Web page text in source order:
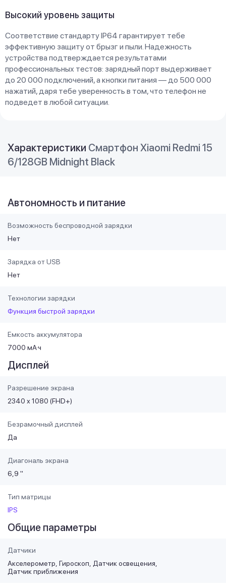
Высокий уровень защиты
Соответствие стандарту IP64 гарантирует тебе
эффективную защиту от брызг и пыли. Надежность
устройства подтверждается результатами
профессиональных тестов: зарядный порт выдерживает
до 20 000 подключений, а кнопки питания — до 500 000
нажатий, даря тебе уверенность в том, что телефон не
подведет в любой ситуации.
Характеристики Смартфон Xiaomi Redmi 15
6/128GB Midnight Black
Автономность и питание
Возможность беспроводной зарядки
Нет
Зарядка от USB
Нет
Технологии зарядки
Функция быстрой зарядки
Емкость аккумулятора
7000 мА·ч
Дисплей
Разрешение экрана
2340 х 1080 (FHD+)
Безрамочный дисплей
Да
Диагональ экрана
6,9 "
Тип матрицы
IPS
Общие параметры
Датчики
Акселерометр Гироскоп Датчик освещения
Датчик приближения